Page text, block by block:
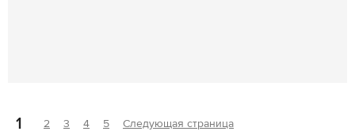
1 2 3 4 5 Следующая страница